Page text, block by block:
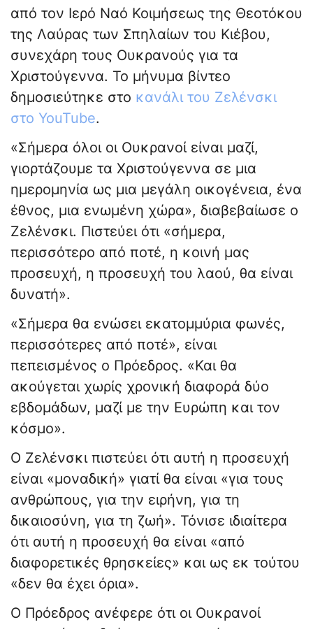
από τον Ιερό Ναό Κοιμήσεως της Θεοτόκου
της Λαύρας των Σπηλαίων του Κιέβου,
συνεχάρη τους Ουκρανούς για τα
Χριστούγεννα. Το μήνυμα βίντεο
δημοσιεύτηκε στο κανάλι του Ζελένσκι
στο YouTube.
«Σήμερα όλοι οι Ουκρανοί είναι μαζί,
γιορτάζουμε τα Χριστούγεννα σε μια
ημερομηνία ως μια μεγάλη οικογένεια, ένα
έθνος, μια ενωμένη χώρα», διαβεβαίωσε ο
Ζελένσκι. Πιστεύει ότι «σήμερα,
περισσότερο από ποτέ, η κοινή μας
προσευχή, η προσευχή του λαού, θα είναι
δυνατή».
«Σήμερα θα ενώσει εκατομμύρια φωνές,
περισσότερες από ποτέ», είναι
πεπεισμένος ο Πρόεδρος. «Και θα
ακούγεται χωρίς χρονική διαφορά δύο
εβδομάδων, μαζί με την Ευρώπη και τον
κόσμο».
Ο Ζελένσκι πιστεύει ότι αυτή η προσευχή
είναι «μοναδική» γιατί θα είναι «για τους
ανθρώπους, για την ειρήνη, για τη
δικαιοσύνη, για τη ζωή». Τόνισε ιδιαίτερα
ότι αυτή η προσευχή θα είναι «από
διαφορετικές θρησκείες» και ως εκ τούτου
«δεν θα έχει όρια».
Ο Πρόεδρος ανέφερε ότι οι Ουκρανοί